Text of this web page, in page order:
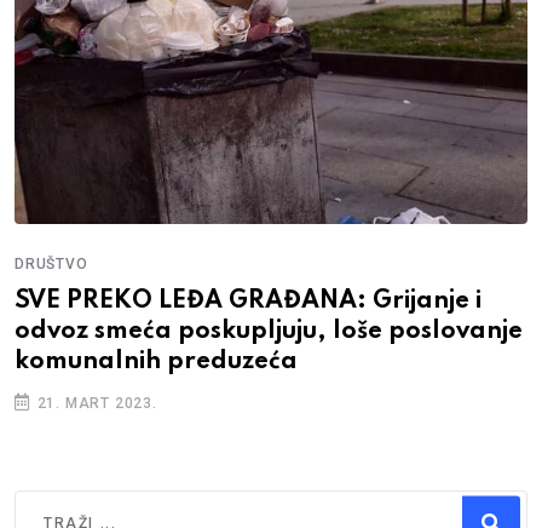
DRUŠTVO
SVE PREKO LEĐA GRAĐANA: Grijanje i
odvoz smeća poskupljuju, loše poslovanje
komunalnih preduzeća
21. MART 2023.